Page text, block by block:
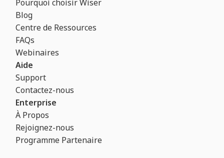
Pourquoi choisir Wiser
Blog
Centre de Ressources
FAQs
Webinaires
Aide
Support
Contactez-nous
Enterprise
À Propos
Rejoignez-nous
Programme Partenaire